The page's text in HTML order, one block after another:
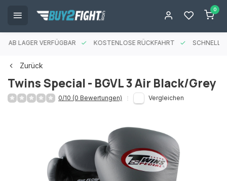
0
AB LAGER VERFÜGBAR KOSTENLOSE RÜCKFAHRT SCHNELLE
Zurück
Twins Special - BGVL 3 Air Black/Grey
0/10 (0 Bewertungen) Vergleichen